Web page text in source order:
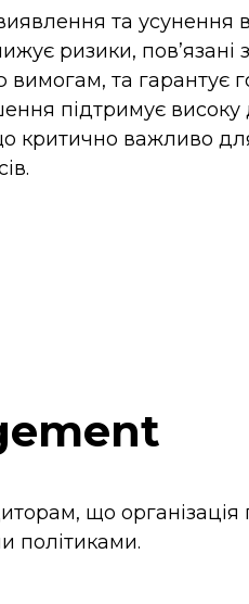
та усунення
ризики, пов’язані
вимогам, та гарантує
підтримує високу
критично важливо
що організація
політиками.